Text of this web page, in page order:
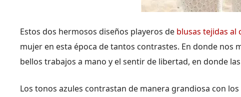
Estos dos hermosos diseños playeros de blusas tejidas al
mujer en esta época de tantos contrastes. En donde nos
bellos trabajos a mano y el sentir de libertad, en donde
Los tonos azules contrastan de manera grandiosa con